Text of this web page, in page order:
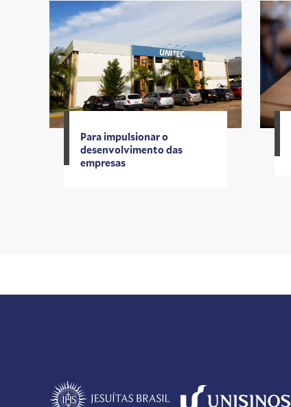
Para impulsionar o
desenvolvimento das
empresas